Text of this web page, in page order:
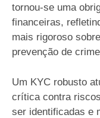
tornou-se uma
financeiras,
mais rigoroso
prevenção de
Um KYC robusto
crítica contra
ser identificadas e